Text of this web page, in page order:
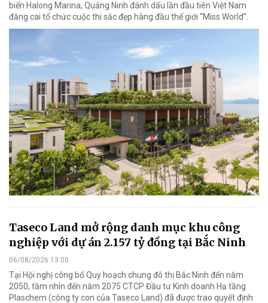
biển Halong Marina, Quảng Ninh đánh dấu lần đầu tiên Việt Nam
đăng cai tổ chức cuộc thi sắc đẹp hàng đầu thế giới “Miss World”.
Taseco Land mở rộng danh mục khu công
nghiệp với dự án 2.157 tỷ đồng tại Bắc Ninh
06/08/2026 13:00
Tại Hội nghị công bố Quy hoạch chung đô thị Bắc Ninh đến năm
2050, tầm nhìn đến năm 2075 CTCP Đầu tư Kinh doanh Hạ tầng
Plaschem (công ty con của Taseco Land) đã được trao quyết định